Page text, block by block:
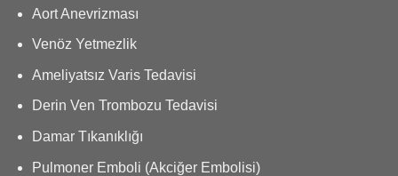
Aort Anevrizması
Venöz Yetmezlik
Ameliyatsız Varis Tedavisi
Derin Ven Trombozu Tedavisi
Damar Tıkanıklığı
Pulmoner Emboli (Akciğer Embolisi)